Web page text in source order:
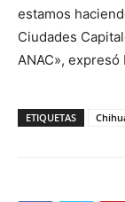
estamos
Ciudades
ANAC», expresó
ETIQUETAS